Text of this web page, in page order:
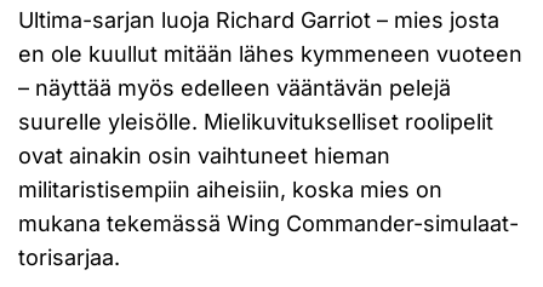
Ultima-sarjan luoja Richard Garriot – mies josta
en ole kuullut mitään lähes kymmeneen vuoteen
– näyttää myös edelleen vääntävän pelejä
suurelle yleisölle. Mielikuvitukselliset roolipelit
ovat ainakin osin vaihtuneet hieman
militaristisempiin aiheisiin, koska mies on
mukana tekemässä Wing Commander-simulaat-
torisarjaa.